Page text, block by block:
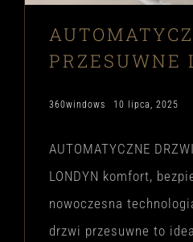
PRZESUWNE
360windows 10 lipca, 2025
AUTOMATYCZNE
LONDYN komfort,
nowoczesna
drzwi przesuwne to